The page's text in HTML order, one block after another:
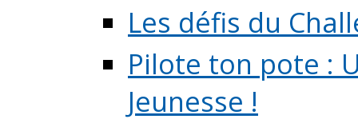
Les défis du
Pilote ton pote :
Jeunesse !